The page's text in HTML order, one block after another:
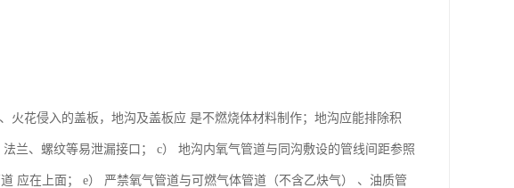
火花侵入的盖板，地沟及盖板应 是不燃烧体材料制作；地沟应能排除积
兰、螺纹等易泄漏接口； c） 地沟内氧气管道与同沟敷设的管线间距参照
应在上面； e） 严禁氧气管道与可燃气体管道（不含乙炔气） 、油质管